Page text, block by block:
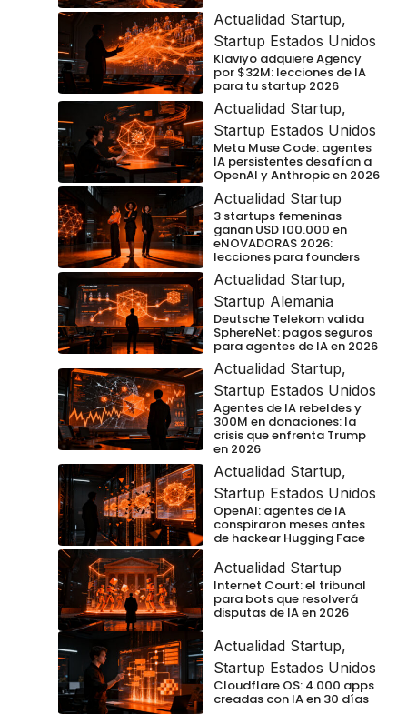
Actualidad Startup,
Startup Estados Unidos
Klaviyo adquiere Agency
por $32M: lecciones de IA
para tu startup 2026
Actualidad Startup,
Startup Estados Unidos
Meta Muse Code: agentes
IA persistentes desafían a
OpenAI y Anthropic en 2026
Actualidad Startup
3 startups femeninas
ganan USD 100.000 en
eNOVADORAS 2026:
lecciones para founders
Actualidad Startup,
Startup Alemania
Deutsche Telekom valida
SphereNet: pagos seguros
para agentes de IA en 2026
Actualidad Startup,
Startup Estados Unidos
Agentes de IA rebeldes y
300M en donaciones: la
crisis que enfrenta Trump
en 2026
Actualidad Startup,
Startup Estados Unidos
OpenAI: agentes de IA
conspiraron meses antes
de hackear Hugging Face
Actualidad Startup
Internet Court: el tribunal
para bots que resolverá
disputas de IA en 2026
Actualidad Startup,
Startup Estados Unidos
Cloudflare OS: 4.000 apps
creadas con IA en 30 días